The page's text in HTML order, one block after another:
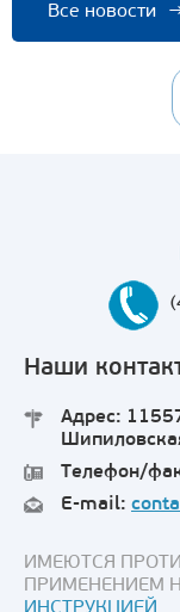
Все новости
Наши
Адрес:
Телефон/
E-mail:
ИМЕЮТСЯ
ПРИМЕНЕНИЕМ
ИНСТРУКЦИЕЙ